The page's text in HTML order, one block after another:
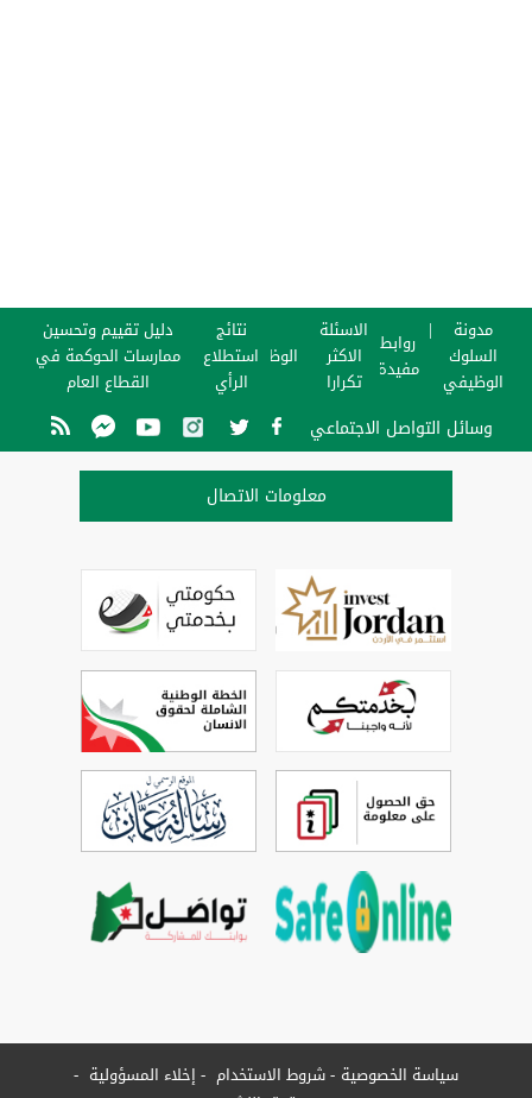
مدونة
السلوك
الوظيفي
روابط
مفيدة
الاسئلة
الاكثر
تكرارا
الوظائف
نتائج
استطلاع
الرأي
دليل تقييم وتحسين
ممارسات الحوكمة في
القطاع العام
وسائل التواصل الاجتماعي
معلومات الاتصال
سياسة الخصوصية شروط الاستخدام
إخلاء المسؤولية